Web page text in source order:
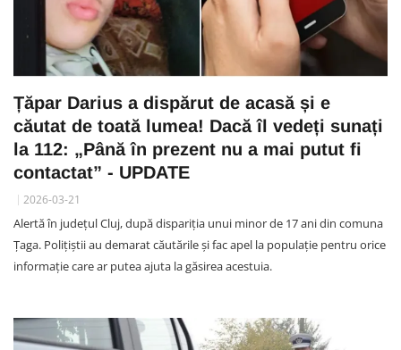
Țăpar Darius a dispărut de acasă și e
căutat de toată lumea! Dacă îl vedeți sunați
la 112: „Până în prezent nu a mai putut fi
contactat” - UPDATE
2026-03-21
Alertă în județul Cluj, după dispariția unui minor de 17 ani din comuna
Țaga. Polițiștii au demarat căutările și fac apel la populație pentru orice
informație care ar putea ajuta la găsirea acestuia.